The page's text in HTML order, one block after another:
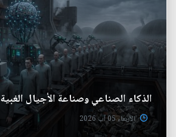
الذكاء الصناعي وصناعة الأجيال الغبية
الأربعاء 05 آب 2026